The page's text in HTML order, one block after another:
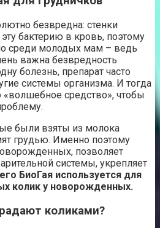
безвредна: стенки
бактерию в кровь, поэтому
среди молодых мам – ведь
важна безвредность
болезнь, препарат часто
системы организма. И тогда
«волшебное средство», чтобы
были взяты из молока
грудью. Именно поэтому
позволяет
системы, укрепляет
БиоГая используется для
колик у новорожденных.
коликами?